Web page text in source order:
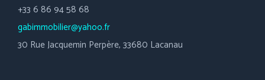
+33 6 86 94 58 68
gabimmobilier@yahoo.fr
30 Rue Jacquemin Perpère, 33680 Lacanau